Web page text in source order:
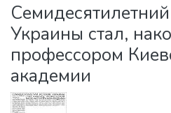
Statistics
Украины стал,
профессором
академии